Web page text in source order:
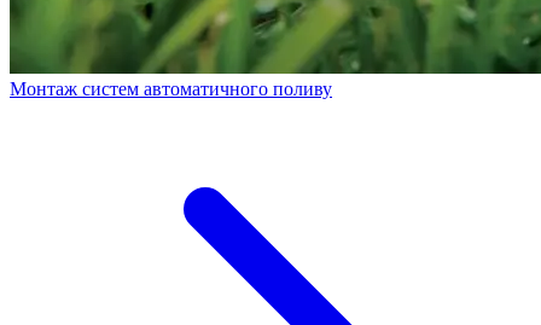
Монтаж систем автоматичного поливу